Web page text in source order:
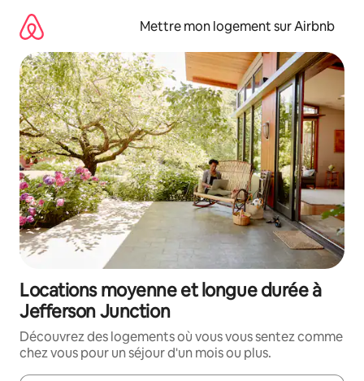
directement
contenu
Mettre mon logement sur Airbnb
Locations moyenne et longue durée à
Jefferson Junction
Découvrez des logements où vous vous sentez comme
chez vous pour un séjour d'un mois ou plus.